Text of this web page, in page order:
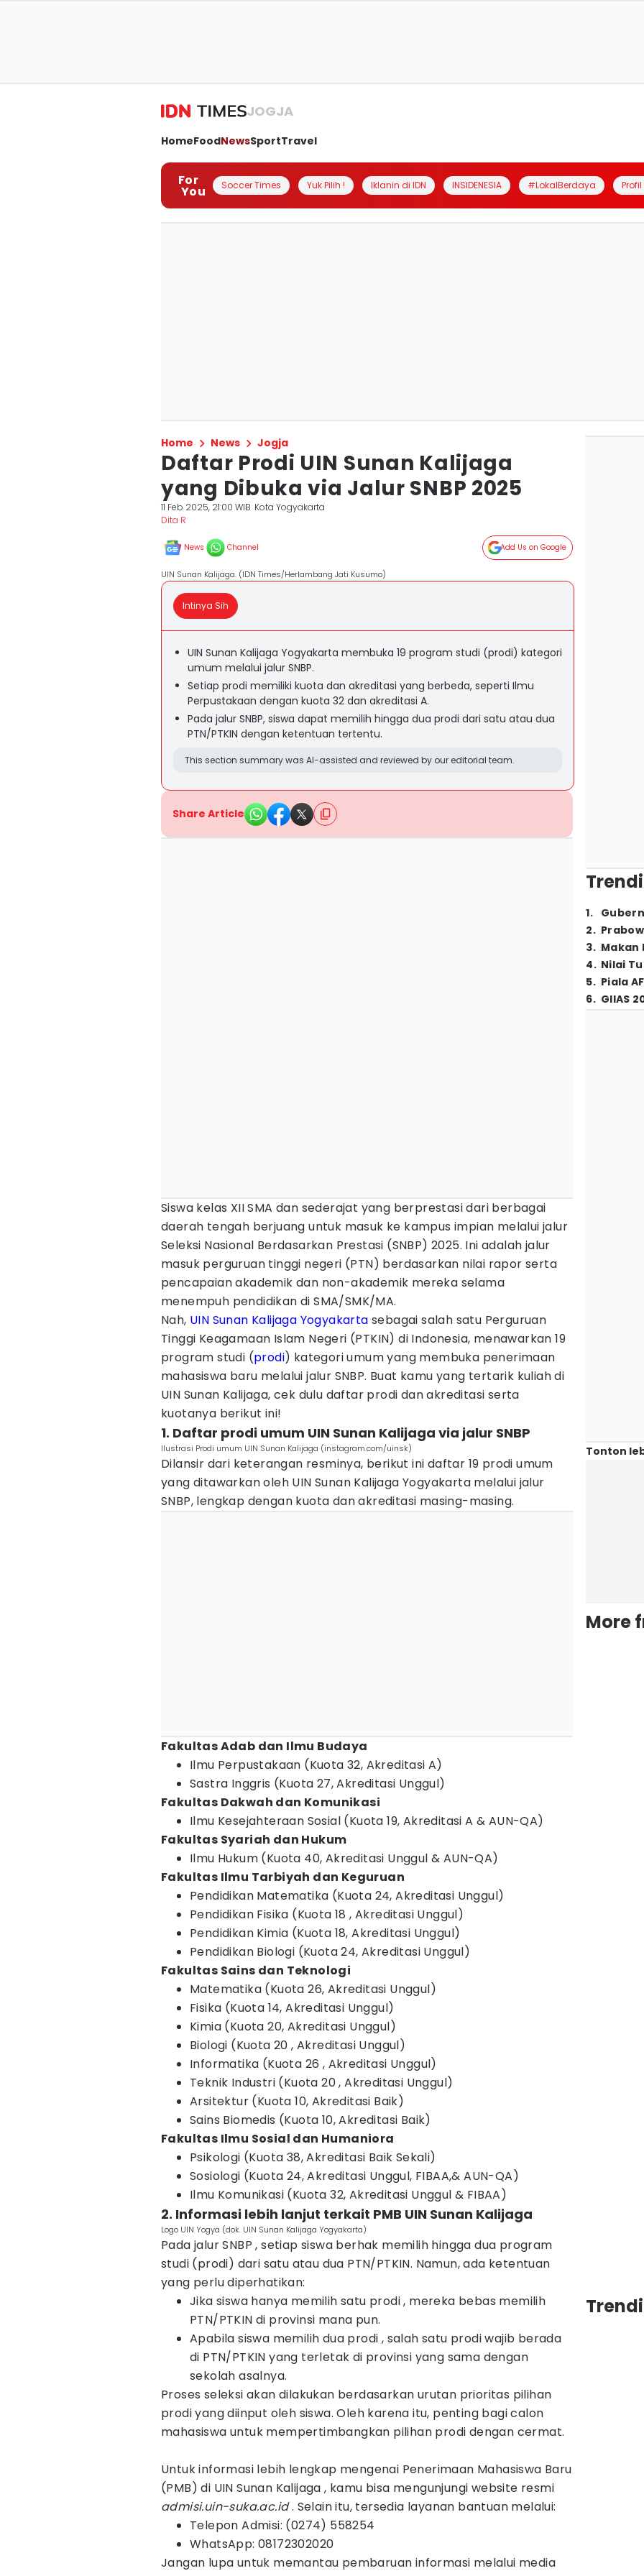
JOGJA
HomeFoodNewsSportTravel
For
You Soccer Times Yuk Pilih ! Iklanin di IDN INSIDENESIA #LokalBerdaya
Home News Jogja
Daftar Prodi UIN Sunan Kalijaga
yang Dibuka via Jalur SNBP 2025
11 Feb 2025, 21:00 WIB Kota Yogyakarta
Dita R
News Channel Add Us on Google
UIN Sunan Kalijaga. (IDN Times/Herlambang Jati Kusumo)
Intinya Sih
UIN Sunan Kalijaga Yogyakarta membuka 19 program studi (prodi) kategori
umum melalui jalur SNBP.
Setiap prodi memiliki kuota dan akreditasi yang berbeda, seperti Ilmu
Perpustakaan dengan kuota 32 dan akreditasi A.
Pada jalur SNBP, siswa dapat memilih hingga dua prodi dari satu atau dua
PTN/PTKIN dengan ketentuan tertentu.
This section summary was AI-assisted and reviewed by our editorial team.
Share Article
Siswa kelas XII SMA dan sederajat yang berprestasi dari berbagai
daerah tengah berjuang untuk masuk ke kampus impian melalui jalur
Seleksi Nasional Berdasarkan Prestasi (SNBP) 2025. Ini adalah jalur
masuk perguruan tinggi negeri (PTN) berdasarkan nilai rapor serta
pencapaian akademik dan non-akademik mereka selama
menempuh pendidikan di SMA/SMK/MA.
Nah, UIN Sunan Kalijaga Yogyakarta sebagai salah satu Perguruan
Tinggi Keagamaan Islam Negeri (PTKIN) di Indonesia, menawarkan 19
program studi (prodi) kategori umum yang membuka penerimaan
mahasiswa baru melalui jalur SNBP. Buat kamu yang tertarik kuliah di
UIN Sunan Kalijaga, cek dulu daftar prodi dan akreditasi serta
kuotanya berikut ini!
1. Daftar prodi umum UIN Sunan Kalijaga via jalur SNBP
Ilustrasi Prodi umum UIN Sunan Kalijaga (instagram.com/uinsk)
Dilansir dari keterangan resminya, berikut ini daftar 19 prodi umum
yang ditawarkan oleh UIN Sunan Kalijaga Yogyakarta melalui jalur
SNBP, lengkap dengan kuota dan akreditasi masing-masing.
Fakultas Adab dan Ilmu Budaya
Ilmu Perpustakaan (Kuota 32, Akreditasi A)
Sastra Inggris (Kuota 27, Akreditasi Unggul)
Fakultas Dakwah dan Komunikasi
Ilmu Kesejahteraan Sosial (Kuota 19, Akreditasi A & AUN-QA)
Fakultas Syariah dan Hukum
Ilmu Hukum (Kuota 40, Akreditasi Unggul & AUN-QA)
Fakultas Ilmu Tarbiyah dan Keguruan
Pendidikan Matematika (Kuota 24, Akreditasi Unggul)
Pendidikan Fisika (Kuota 18 , Akreditasi Unggul)
Pendidikan Kimia (Kuota 18, Akreditasi Unggul)
Pendidikan Biologi (Kuota 24, Akreditasi Unggul)
Fakultas Sains dan Teknologi
Matematika (Kuota 26, Akreditasi Unggul)
Fisika (Kuota 14, Akreditasi Unggul)
Kimia (Kuota 20, Akreditasi Unggul)
Biologi (Kuota 20 , Akreditasi Unggul)
Informatika (Kuota 26 , Akreditasi Unggul)
Teknik Industri (Kuota 20 , Akreditasi Unggul)
Arsitektur (Kuota 10, Akreditasi Baik)
Sains Biomedis (Kuota 10, Akreditasi Baik)
Fakultas Ilmu Sosial dan Humaniora
Psikologi (Kuota 38, Akreditasi Baik Sekali)
Sosiologi (Kuota 24, Akreditasi Unggul, FIBAA,& AUN-QA)
Ilmu Komunikasi (Kuota 32, Akreditasi Unggul & FIBAA)
2. Informasi lebih lanjut terkait PMB UIN Sunan Kalijaga
Logo UIN Yogya (dok. UIN Sunan Kalijaga Yogyakarta)
Pada jalur SNBP , setiap siswa berhak memilih hingga dua program
studi (prodi) dari satu atau dua PTN/PTKIN. Namun, ada ketentuan
yang perlu diperhatikan:
Jika siswa hanya memilih satu prodi , mereka bebas memilih
PTN/PTKIN di provinsi mana pun.
Apabila siswa memilih dua prodi , salah satu prodi wajib berada
di PTN/PTKIN yang terletak di provinsi yang sama dengan
sekolah asalnya.
Proses seleksi akan dilakukan berdasarkan urutan prioritas pilihan
prodi yang diinput oleh siswa. Oleh karena itu, penting bagi calon
mahasiswa untuk mempertimbangkan pilihan prodi dengan cermat.
Untuk informasi lebih lengkap mengenai Penerimaan Mahasiswa Baru
(PMB) di UIN Sunan Kalijaga , kamu bisa mengunjungi website resmi
admisi.uin-suka.ac.id. Selain itu, tersedia layanan bantuan melalui:
Telepon Admisi: (0274) 558254
WhatsApp: 08172302020
Jangan lupa untuk memantau pembaruan informasi melalui media
1.
2.
3. Makan
4. Nilai
5. Piala
6. GIIAS
Tonton
More